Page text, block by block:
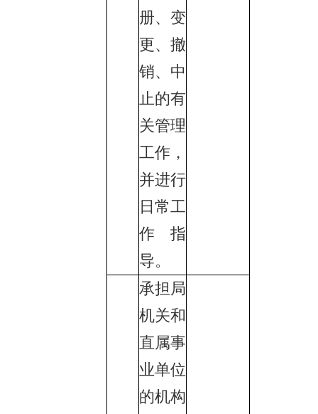
册、变
更、撤
销、中
止的有
关管理
工作，
并进行
日常工
作指
导。
承担局
机关和
直属事
业单位
的机构